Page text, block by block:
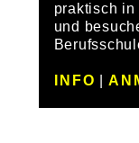
praktisch
und
INFO